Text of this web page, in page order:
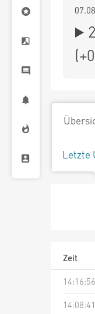
(
Letzte
Zeit
14:16:56
14:08:41